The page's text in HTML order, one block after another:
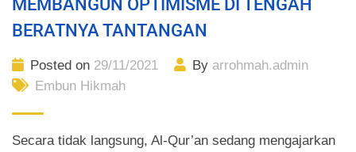
MEMBANGUN OPTIMISME DI TENGAH
BERATNYA TANTANGAN
Posted on 29/11/2021 By arrohmah.admin
Embun Hikmah
Secara tidak langsung, Al-Qur’an sedang mengajarkan